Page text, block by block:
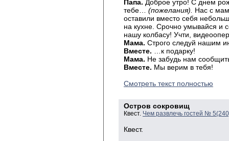
Папа. Доброе утро! С днем
тебе… (пожелания).
Нас с
оставили вместо себя
на кухне. Срочно умывайся и
нашу колбасу! Учти,
Мама. Строго следуй нашим
Вместе. …к подарку!
Мама. Не забудь нам
Вместе. Мы верим в тебя!
Смотреть текст полностью
Остров сокровищ
Квест. Чем развлечь гостей №
Квест.